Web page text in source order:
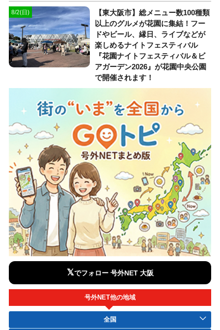
8/2(日)
【東大阪市】総メニュー数100種類
以上のグルメが花園に集結！フー
ドやビール、縁日、ライブなどが
楽しめるナイトフェスティバル
『花園ナイトフェスティバル＆ビ
アガーデン2026』が花園中央公園
で開催されます！
𝕏でフォロー 号外NET 大阪
号外NET他の地域
全国